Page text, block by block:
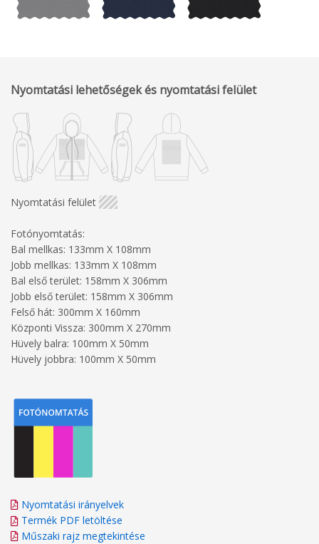
Nyomtatási lehetőségek és nyomtatási felület
Nyomtatási felület
Fotónyomtatás:
Bal mellkas: 133mm X 108mm
Jobb mellkas: 133mm X 108mm
Bal első terület: 158mm X 306mm
Jobb első terület: 158mm X 306mm
Felső hát: 300mm X 160mm
Központi Vissza: 300mm X 270mm
Hüvely balra: 100mm X 50mm
Hüvely jobbra: 100mm X 50mm
Nyomtatási irányelvek
Termék PDF letöltése
Műszaki rajz megtekintése